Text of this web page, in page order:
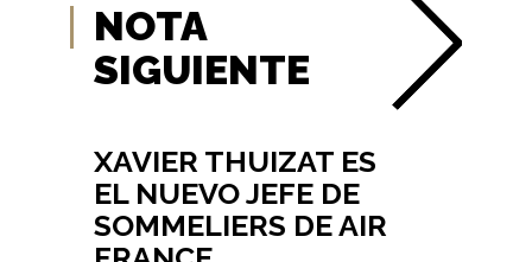
NOTA
SIGUIENTE
XAVIER THUIZAT ES
EL NUEVO JEFE DE
SOMMELIERS DE AIR